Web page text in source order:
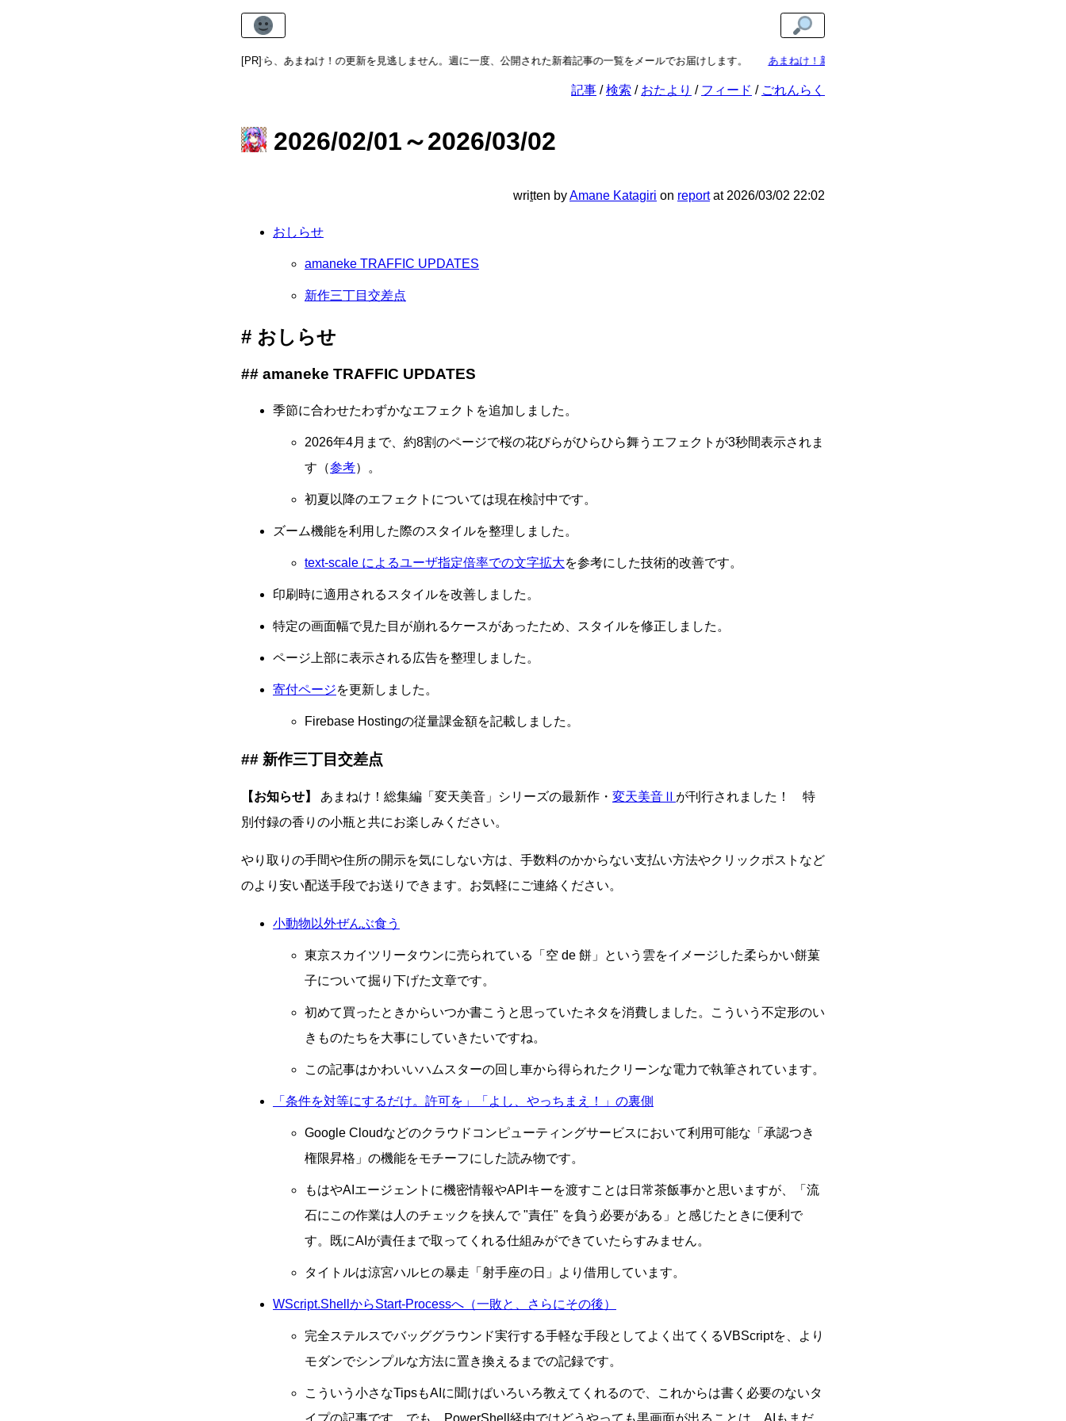
[PR]
なら、あまねけ！の更新を見逃しません。週に一度、公開された新着記事の一覧をメールでお届けします。 あまねけ！新着記事通知
記事 検索 おたより フィード ごれんらく
2026/02/01～2026/03/02
written byAmane Katagiri on report at 2026/03/02 22:02
おしらせ
amaneke TRAFFIC UPDATES
新作三丁目交差点
おしらせ
amaneke TRAFFIC UPDATES
季節に合わせたわずかなエフェクトを追加しました。
2026年4月まで、約8割のページで桜の花びらがひらひら舞うエフェクトが3秒間表示されま
す（参考）。
初夏以降のエフェクトについては現在検討中です。
ズーム機能を利用した際のスタイルを整理しました。
text-scale によるユーザ指定倍率での文字拡大を参考にした技術的改善です。
印刷時に適用されるスタイルを改善しました。
特定の画面幅で見た目が崩れるケースがあったため、スタイルを修正しました。
ページ上部に表示される広告を整理しました。
寄付ページを更新しました。
Firebase Hostingの従量課金額を記載しました。
新作三丁目交差点
【お知らせ】 あまねけ！総集編「変天美音」シリーズの最新作・ 変天美音Ⅱ が刊行されました！ 特
別付録の香りの小瓶と共にお楽しみください。
やり取りの手間や住所の開示を気にしない方は、手数料のかからない支払い方法やクリックポストなど
のより安い配送手段でお送りできます。お気軽にご連絡ください。
小動物以外ぜんぶ食う
東京スカイツリータウンに売られている「空 de 餅」という雲をイメージした柔らかい餅菓
子について掘り下げた文章です。
初めて買ったときからいつか書こうと思っていたネタを消費しました。こういう不定形のい
きものたちを大事にしていきたいですね。
この記事はかわいいハムスターの回し車から得られたクリーンな電力で執筆されています。
「条件を対等にするだけ。許可を」「よし、やっちまえ！」の裏側
Google Cloudなどのクラウドコンピューティングサービスにおいて利用可能な「承認つき
権限昇格」の機能をモチーフにした読み物です。
もはやAIエージェントに機密情報やAPIキーを渡すことは日常茶飯事かと思いますが、「流
石にこの作業は人のチェックを挟んで 責任
を負う必要がある」と感じたときに便利で
す。既にAIが責任まで取ってくれる仕組みができていたらすみません。
タイトルは涼宮ハルヒの暴走「射手座の日」より借用しています。
WScript.ShellからStart-Processへ（一敗と、さらにその後）
完全ステルスでバッググラウンド実行する手軽な手段としてよく出てくるVBScriptを、より
モダンでシンプルな方法に置き換えるまでの記録です。
こういう小さなTipsもAIに聞けばいろいろ教えてくれるので、これからは書く必要のないタ